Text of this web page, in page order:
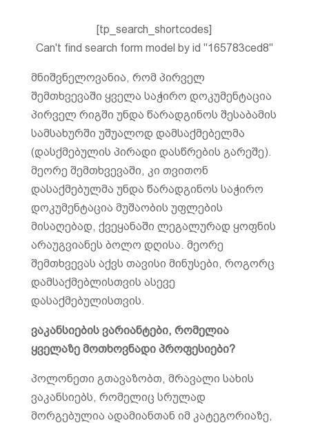
[tp_search_shortcodes]
Can't find search form model by id "165783ced8"
მნიშვნელოვანია, რომ პირველ
შემთხვევაში ყველა საჭირო დოკუმენტაცია
პირველ რიგში უნდა წარადგინოს შესაბამის
სამსახურში უშუალოდ დამსაქმებელმა
(დასქმებულის პირადი დასწრების გარეშე).
მეორე შემთხვევაში, კი თვითონ
დასაქმებულმა უნდა წარადგინოს საჭირო
დოკუმენტაცია მუშაობის უფლების
მისაღებად, ქვეყანაში ლეგალურად ყოფნის
არაუგვიანეს ბოლო დღისა. მეორე
შემთხვევას აქვს თავისი მინუსები, როგორც
დამსაქმებლისთვის ასევე
დასაქმებულისთვის.
ვაკანსიების ვარიანტები, რომელია
ყველაზე მოთხოვნადი პროფესიები?
პოლონეთი გთავაზობთ, მრავალი სახის
ვაკანსიებს, რომელიც სრულად
მორგებულია ადამიანთან იმ კატეგორიაზე,